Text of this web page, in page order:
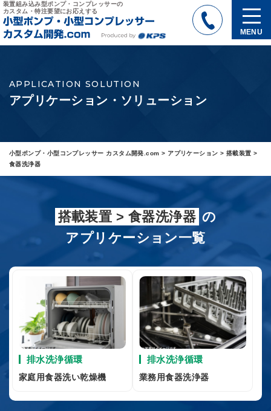
装置組み込み型ポンプ・コンプレッサーの
カスタム・特注要望にお応えする
MENU
APPLICATION SOLUTION
アプリケーション・ソリューション
小型ポンプ・小型コンプレッサー カスタム開発.com > アプリケーション >搭載装置 >
食器洗浄器
搭載装置 > 食器洗浄器 の
アプリケーション一覧
排水洗浄循環
家庭用食器洗い乾燥機
排水洗浄循環
業務用食器洗浄器